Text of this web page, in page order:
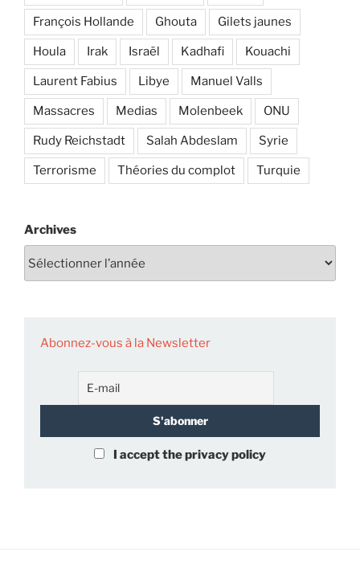
François Hollande Ghouta Gilets jaunes
Houla Irak Israël Kadhafi Kouachi
Laurent Fabius Libye Manuel Valls
Massacres Medias Molenbeek ONU
Rudy Reichstadt Salah Abdeslam Syrie
Terrorisme Théories du complot Turquie
Archives
Abonnez-vous à la Newsletter
I accept the privacy policy